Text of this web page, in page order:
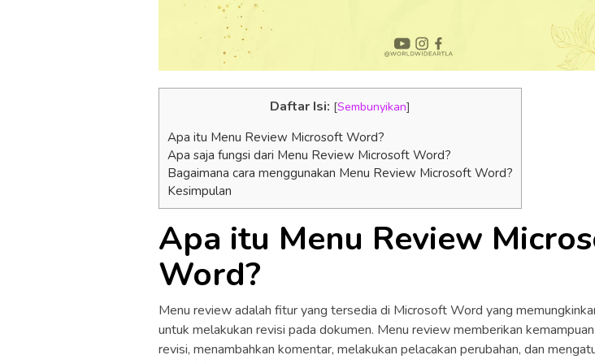
Daftar Isi: [Sembunyikan]
Apa itu Menu Review Microsoft Word?
Apa saja fungsi dari Menu Review Microsoft Word?
Bagaimana cara menggunakan Menu Review Microsoft Word?
Kesimpulan
Apa itu Menu Review
Word?
Menu review adalah fitur yang tersedia di Microsoft Word yang
untuk melakukan revisi pada dokumen. Menu review memberikan
revisi, menambahkan komentar, melakukan pelacakan perubahan, dan